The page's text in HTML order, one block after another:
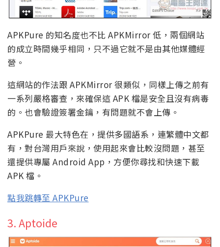
APKPure 的知名度也不比 APKMirror 低，兩個網站
的成立時間幾乎相同，只不過它就不是由其他媒體經
營。
這網站的作法跟 APKMirror 很類似，同樣上傳之前有
一系列嚴格審查，來確保這 APK 檔是安全且沒有病毒
的。也會驗證簽署金鑰，有問題就不會上傳。
APKPure 最大特色在，提供多國語系，連繁體中文都
有，對台灣用戶來說，使用起來會比較沒問題，甚至
還提供專屬 Android App，方便你尋找和快速下載
APK 檔。
點我跳轉至 APKPure
3. Aptoide